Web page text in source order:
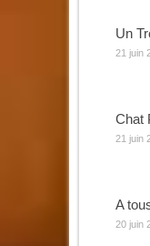
Un
21 juin
Chat
21 juin
A
20 juin